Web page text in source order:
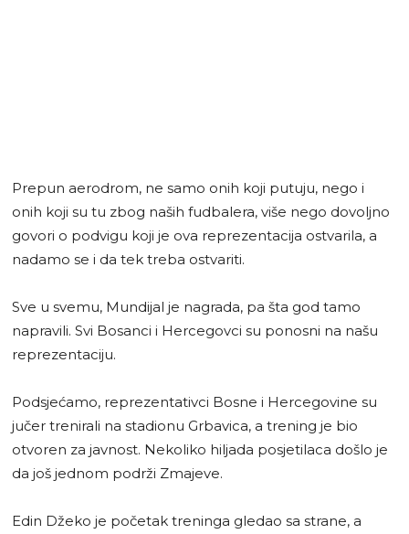
Prepun aerodrom, ne samo onih koji putuju, nego i
onih koji su tu zbog naših fudbalera, više nego dovoljno
govori o podvigu koji je ova reprezentacija ostvarila, a
nadamo se i da tek treba ostvariti.
Sve u svemu, Mundijal je nagrada, pa šta god tamo
napravili. Svi Bosanci i Hercegovci su ponosni na našu
reprezentaciju.
Podsjećamo, reprezentativci Bosne i Hercegovine su
jučer trenirali na stadionu Grbavica, a trening je bio
otvoren za javnost. Nekoliko hiljada posjetilaca došlo je
da još jednom podrži Zmajeve.
Edin Džeko je početak treninga gledao sa strane, a